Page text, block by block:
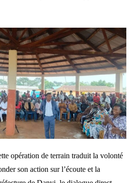
opération de terrain traduit la volonté
son action sur l’écoute et la